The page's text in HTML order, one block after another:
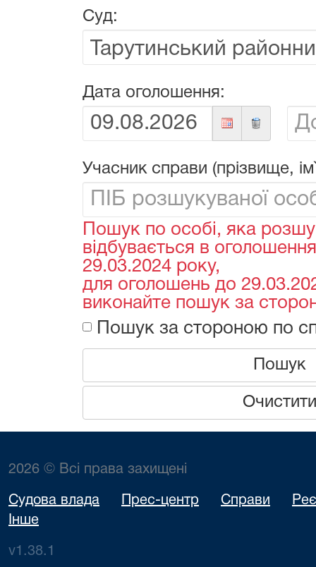
Суд:
Дата оголошення:
Від:
До:
Учасник справи (прізвище,
Пошук по особі, яка
відбувається в
29.03.2024 року,
для оголошень до
виконайте пошук за
Пошук за стороною по
Пошук
Очистити
2026 © Всі права захищені
Судова влада Прес-центр Справи
Інше
v1.38.1